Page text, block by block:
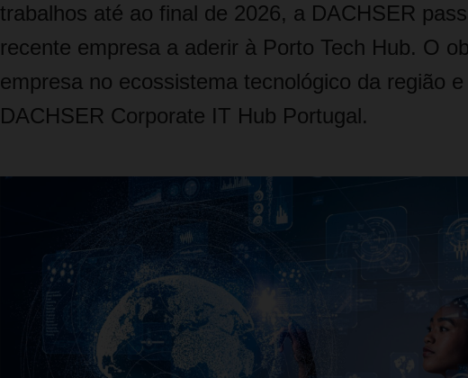
trabalhos até ao final de 2026, a DACHSER
recente empresa a aderir à Porto Tech Hub. O
empresa no ecossistema tecnológico da região
DACHSER Corporate IT Hub Portugal.